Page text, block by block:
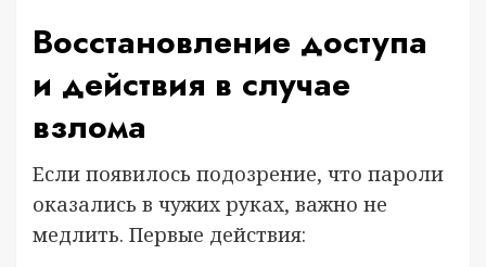
Восстановление доступа
и действия в случае
взлома
Если появилось подозрение, что пароли
оказались в чужих руках, важно не
медлить. Первые действия: